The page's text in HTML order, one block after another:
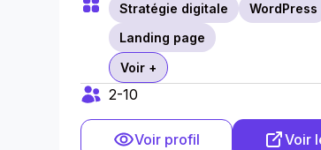
Stratégie digitale WordPress
Landing page
Voir +
2-10
Voir profil Voir